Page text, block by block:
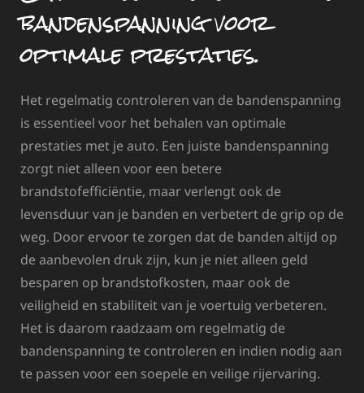
bandenspanning voor
optimale prestaties.
Het regelmatig controleren van de bandenspanning
is essentieel voor het behalen van optimale
prestaties met je auto. Een juiste bandenspanning
zorgt niet alleen voor een betere
brandstofefficiëntie, maar verlengt ook de
levensduur van je banden en verbetert de grip op de
weg. Door ervoor te zorgen dat de banden altijd op
de aanbevolen druk zijn, kun je niet alleen geld
besparen op brandstofkosten, maar ook de
veiligheid en stabiliteit van je voertuig verbeteren.
Het is daarom raadzaam om regelmatig de
bandenspanning te controleren en indien nodig aan
te passen voor een soepele en veilige rijervaring.